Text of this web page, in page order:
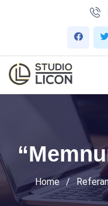
Home /